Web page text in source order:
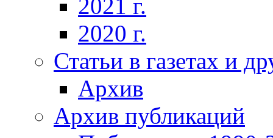
2021 г.
2020 г.
Статьи в газетах и
Архив
Архив публикаций